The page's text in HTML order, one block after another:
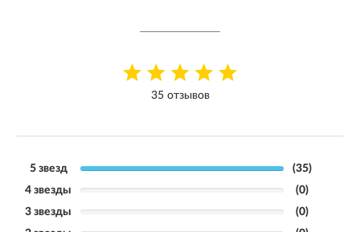
35 отзывов
5 звезд
(35)
4 звезды
(0)
3 звезды
(0)